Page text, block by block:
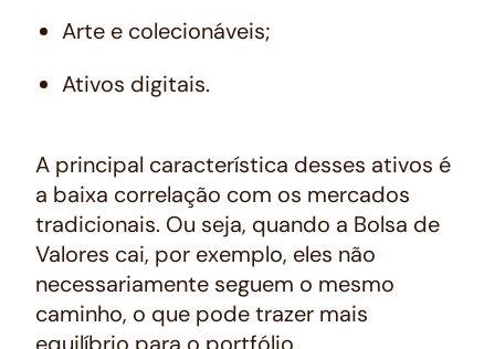
Arte e colecionáveis;
Ativos digitais.
A principal característica desses ativos é
a baixa correlação com os mercados
tradicionais. Ou seja, quando a Bolsa de
Valores cai, por exemplo, eles não
necessariamente seguem o mesmo
caminho, o que pode trazer mais
equilíbrio para o portfólio.